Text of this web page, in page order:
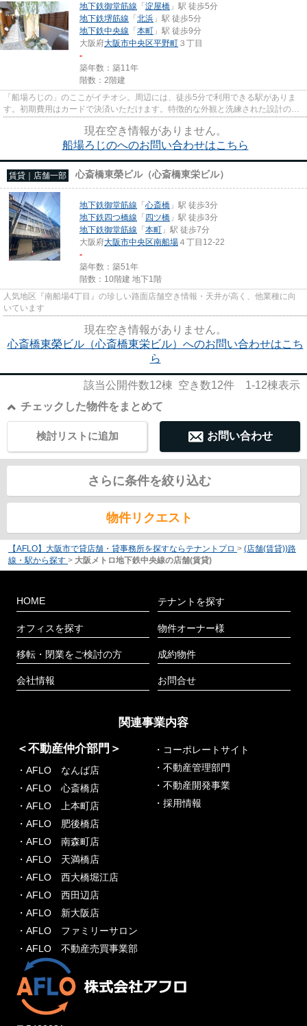
地下鉄御堂筋線 「淀屋橋 」駅 徒歩5分
地下鉄堺筋線 「北浜 」駅 徒歩5分
地下鉄中央線 「本町 」駅 徒歩9分
大阪府大阪市中央区平野町 ３丁目
-
築年数：築11年
階数：2階建
「船場ろじの」のここがイチオシ。周辺には、徒歩5分で利用できる駅がありま
す。初期費用はカードで決済いただけます。特徴的な外観と洗練された設計の内
装を持つデザイナーズ。
現在空き情報がありません。
船場ろじのへのお問い合わせはこちら
賃貸｜店舗一部 心斎橋東榮ビル（心斎橋東栄ビル）
地下鉄御堂筋線 「心斎橋 」駅 徒歩3分
地下鉄四つ橋線 「四ツ橋 」駅 徒歩3分
地下鉄御堂筋線 「本町 」駅 徒歩7分
大阪府大阪市中央区南船場 ４丁目12-22
-
築年数：築51年
階数：10階建 地下1階
人気地区『南船場4丁目』の珍しい路面店舗空き情報・天井が高く、他業種に向
いています
現在空き情報がありません。
心斎橋東榮ビル（心斎橋東栄ビル）へのお問い合わせはこち
ら
該当公開件数12棟 空き数12件 1-12棟表示
チェックした物件をまとめて
お問い合わせ
検討リストに追加
さらに条件を絞り込む
物件リクエスト
【AFLO】大阪市で貸店舗・貸事務所を探すならテナントプロ > (店舗(賃貸))路
線・駅から探す > 大阪メトロ地下鉄中央線の店舗(賃貸)
HOME
オフィスを探す
移転・閉業をご検討の方
会社情報
テナントを探す
物件オーナー様
成約物件
お問合せ
関連事業内容
＜不動産仲介部門＞
・AFLO なんば店
・AFLO 心斎橋店
・AFLO 上本町店
・AFLO 肥後橋店
・AFLO 南森町店
・AFLO 天満橋店
・AFLO 西大橋堀江店
・AFLO 西田辺店
・AFLO 新大阪店
・AFLO ファミリーサロン
・AFLO 不動産売買事業部
・コーポレートサイト
・不動産管理部門
・不動産開発事業
・採用情報